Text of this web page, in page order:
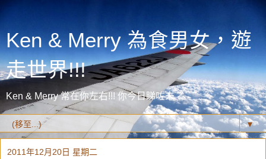
Ken & Merry 為食男女，遊
走世界!!!
Ken & Merry 常在你左右!!! 你今日睇咗未？
▼
2011年12月20日 星期二